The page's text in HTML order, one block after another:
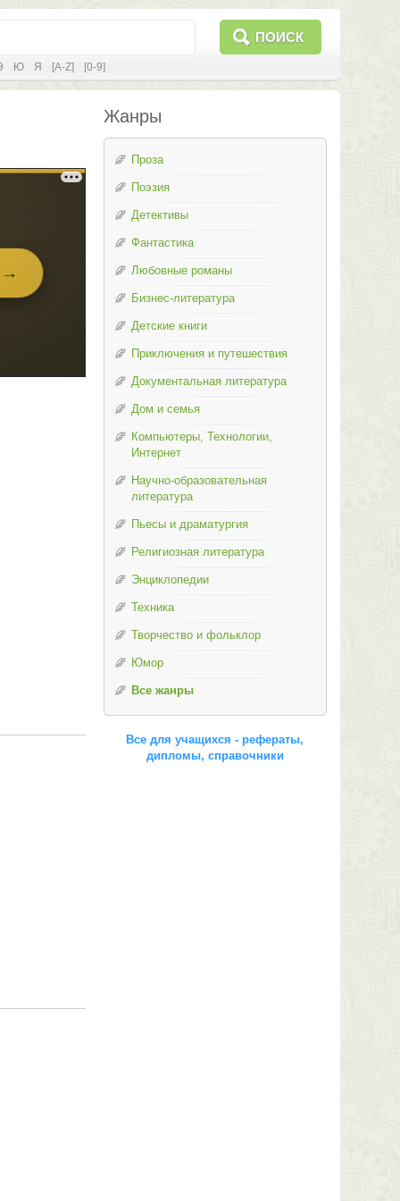
ПОИСК
Ю Я [A-Z] [0-9]
Жанры
Проза
Поэзия
Детективы
Фантастика
Любовные романы
Бизнес-литература
Детские книги
Приключения и путешествия
Документальная литература
Дом и семья
Компьютеры, Технологии,
Интернет
Научно-образовательная
литература
Пьесы и драматургия
Религиозная литература
Энциклопедии
Техника
Творчество и фольклор
Юмор
Все жанры
Все для учащихся - рефераты,
дипломы, справочники